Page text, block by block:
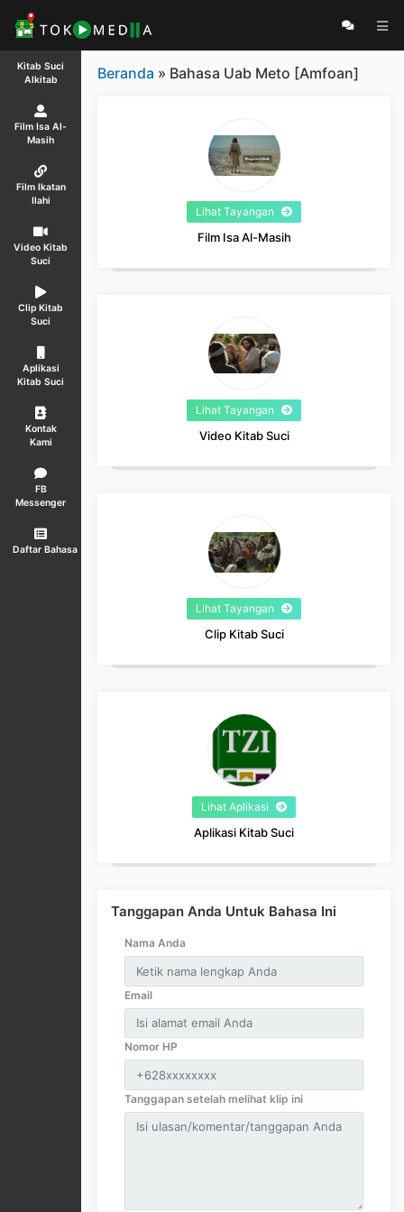
Kitab Suci
Alkitab
Film Isa Al-
Masih
Film Ikatan
Ilahi
Video Kitab
Suci
Clip Kitab
Suci
Aplikasi
Kitab Suci
Kontak
Kami
FB
Messenger
Daftar Bahasa
Beranda » Bahasa Uab Meto [Amfoan]
Lihat Tayangan
Film Isa Al-Masih
Lihat Tayangan
Video Kitab Suci
Lihat Tayangan
Clip Kitab Suci
Lihat Aplikasi
Aplikasi Kitab Suci
Tanggapan Anda Untuk Bahasa Ini
Nama Anda
Email
Nomor HP
Tanggapan setelah melihat klip ini